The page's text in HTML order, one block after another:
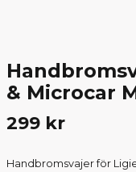
& Microcar
299 kr
Handbromsvajer för